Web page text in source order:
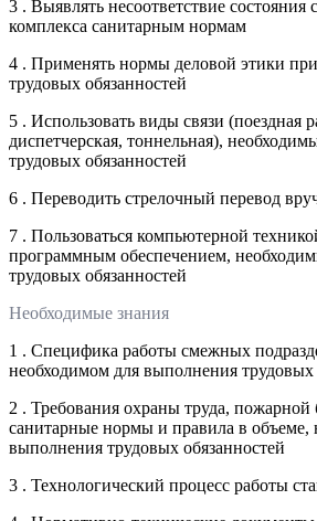
3 . Выявлять несоответствие состояния
комплекса санитарным нормам
4 . Применять нормы деловой этики
трудовых обязанностей
5 . Использовать виды связи (поездная
диспетчерская, тоннельная),
трудовых обязанностей
6 . Переводить стрелочный перевод
7 . Пользоваться компьютерной
программным обеспечением,
трудовых обязанностей
Необходимые знания
1 . Специфика работы смежных
необходимом для выполнения трудовых
2 . Требования охраны труда, пожарной
санитарные нормы и правила в объеме,
выполнения трудовых обязанностей
3 . Технологический процесс работы